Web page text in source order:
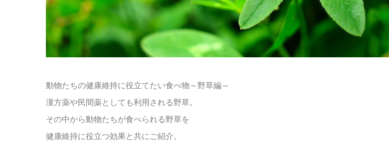
動物たちの健康維持に役立てたい食べ物～野草編～
漢方薬や民間薬としても利用される野草。
その中から動物たちが食べられる野草を
健康維持に役立つ効果と共にご紹介。